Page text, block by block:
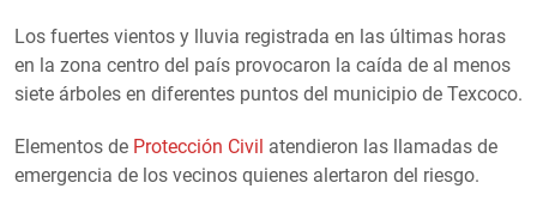
Los fuertes vientos y lluvia registrada en las últimas horas
en la zona centro del país provocaron la caída de al menos
siete árboles en diferentes puntos del municipio de Texcoco.
Elementos de Protección Civil atendieron las llamadas de
emergencia de los vecinos quienes alertaron del riesgo.